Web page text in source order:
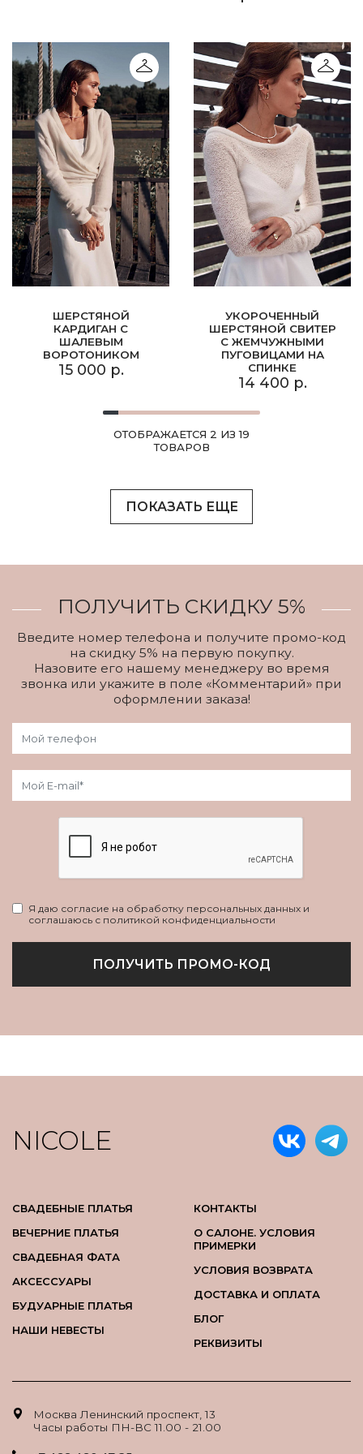
ШЕРСТЯНОЙ
КАРДИГАН С
ШАЛЕВЫМ
ВОРОТОНИКОМ
15 000 р.
УКОРОЧЕННЫЙ
ШЕРСТЯНОЙ СВИТЕР
С ЖЕМЧУЖНЫМИ
ПУГОВИЦАМИ НА
СПИНКЕ
14 400 р.
ОТОБРАЖАЕТСЯ 2 ИЗ 19
ТОВАРОВ
ПОКАЗАТЬ ЕЩЕ
ПОЛУЧИТЬ СКИДКУ 5%
Введите номер телефона и получите промо-код
на скидку 5% на первую покупку.
Назовите его нашему менеджеру во время
звонка или укажите в поле «Комментарий» при
оформлении заказа!
Я даю согласие на обработку персональных данных и
соглашаюсь с политикой конфиденциальности
ПОЛУЧИТЬ ПРОМО-КОД
NICOLE
СВАДЕБНЫЕ ПЛАТЬЯ
ВЕЧЕРНИЕ ПЛАТЬЯ
СВАДЕБНАЯ ФАТА
АКСЕССУАРЫ
БУДУАРНЫЕ ПЛАТЬЯ
НАШИ НЕВЕСТЫ
КОНТАКТЫ
О САЛОНЕ. УСЛОВИЯ
ПРИМЕРКИ
УСЛОВИЯ ВОЗВРАТА
ДОСТАВКА И ОПЛАТА
БЛОГ
РЕКВИЗИТЫ
Москва Ленинский проспект, 13
Часы работы ПН-ВС 11.00 - 21.00